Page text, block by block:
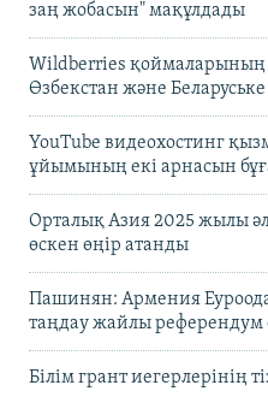
заң жобасын" мақұлдады
Wildberries қоймаларының
Өзбекстан және
YouTube видеохостинг
ұйымының екі арнасын
Орталық Азия 2025 жылы
өскен өңір атанды
Пашинян: Армения
таңдау жайлы референдум
Білім грант иегерлерінің